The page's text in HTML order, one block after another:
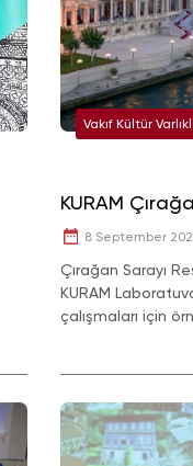
Vakıf Kültür
KURAM
8 September
Çırağan Sarayı
KURAM
çalışmaları için